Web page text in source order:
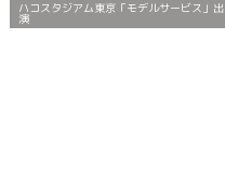
ハコスタジアム東京「モデルサービス」出
演